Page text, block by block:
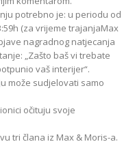
potrebno je: u periodu od
(za vrijeme trajanjaMax
nagradnog natjecanja
„Zašto baš vi trebate
vaš interijer“.
može sudjelovati samo
očituju svoje
tri člana iz Max & Moris-a.